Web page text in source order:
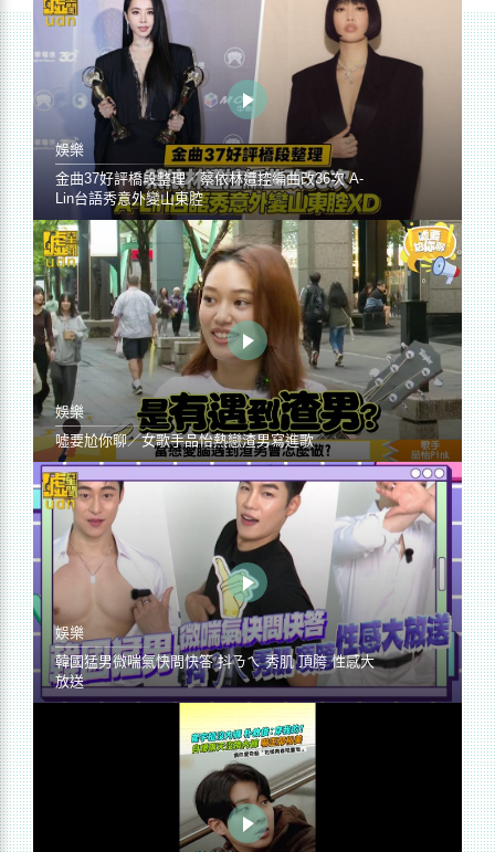
娛樂
金曲37好評橋段整理／蔡依林遭控編曲改36次 A-
Lin台語秀意外變山東腔
娛樂
噓要尬你聊／女歌手品怡熱戀渣男寫進歌
娛樂
韓國猛男微喘氣快問快答 抖ㄋㄟ 秀肌 頂胯 性感大
放送